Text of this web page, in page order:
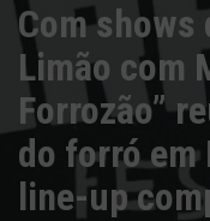
Com shows
Limão com
Forrozão”
do forró em
line-up